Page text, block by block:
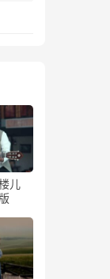
儿